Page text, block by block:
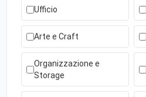
Ufficio
Arte e Craft
Organizzazione e
Storage